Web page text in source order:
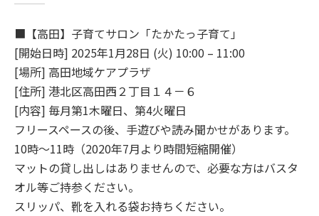
■【高田】子育てサロン「たかたっ子育て」
[開始日時] 2025年1月28日 (火) 10:00 – 11:00
[場所] 高田地域ケアプラザ
[住所] 港北区高田西２丁目１４－６
[内容] 毎月第1木曜日、第4火曜日
フリースペースの後、手遊びや読み聞かせがあります。
10時～11時（2020年7月より時間短縮開催）
マットの貸し出しはありませんので、必要な方はバスタ
オル等ご持参ください。
スリッパ、靴を入れる袋お持ちください。